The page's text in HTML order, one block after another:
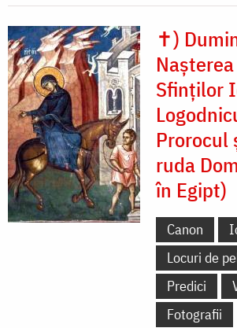
✝)
Sfinților
Prorocul
ruda
în Egipt)
Canon
Locuri de
Predici
Fotografii